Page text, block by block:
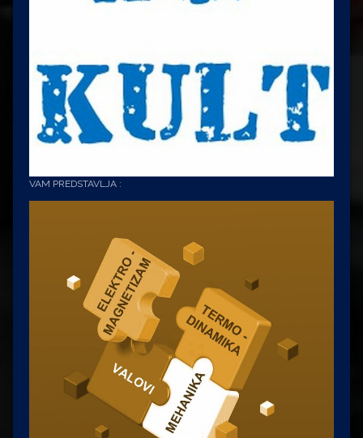
VAM PREDSTAVLJA :